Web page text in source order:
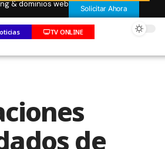
& dominios web Solicitar Ahora
TV ONLINE
de